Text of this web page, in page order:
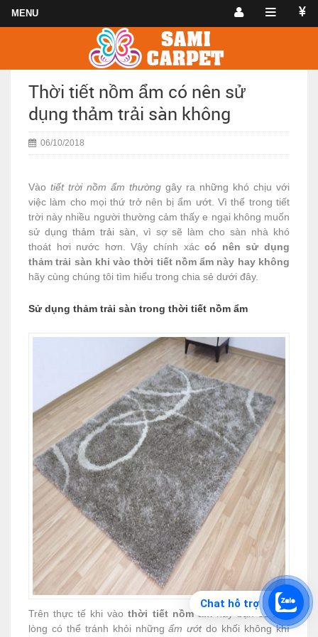
Thời tiết nồm ẩm có nên sử
dụng thảm trải sàn không
06/10/2018
Vào tiết trời nồm ẩm thường gây ra những khó chịu với
việc làm cho mọi thứ trở nên bị ẩm ướt. Vì thế trong tiết
trời này nhiều người thường cảm thấy e ngại không muốn
sử dụng thảm trải sàn , vì sợ sẽ làm cho sàn nhà khó
thoát hơi nước hơn. Vậy chính xáccó nên sử dụng
thảm trải sàn khi vào thời tiết nồm ẩm này hay không
hãy cùng chúng tôi tìm hiểu trong chia sẻ dưới đây.
Sử dụng thảm trải sàn trong thời tiết nồm ẩm
Trên thực tế khi vào thời tiết nồm ẩm
này bạn sẽ khó
lòng có thể tránh khỏi nhữngẩm ướtdo khối không khí
Chat hỗ trợ